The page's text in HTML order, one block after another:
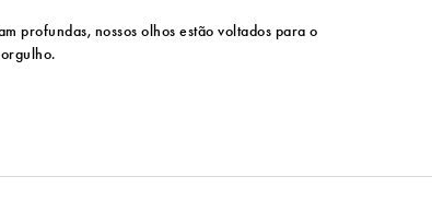
profundas, nossos olhos estão voltados para o